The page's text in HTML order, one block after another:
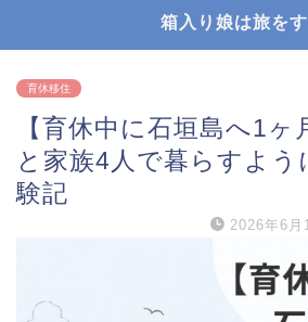
箱入り娘は旅を
育休移住
【育休中に石垣島へ1ヶ
と家族4人で暮らすよう
験記
2026年6月